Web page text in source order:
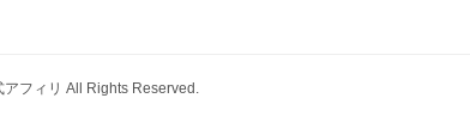
フィリ All Rights Reserved.